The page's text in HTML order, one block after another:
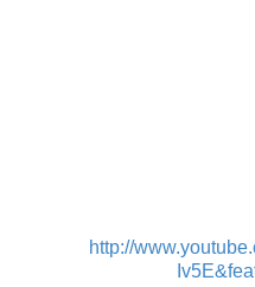
http://